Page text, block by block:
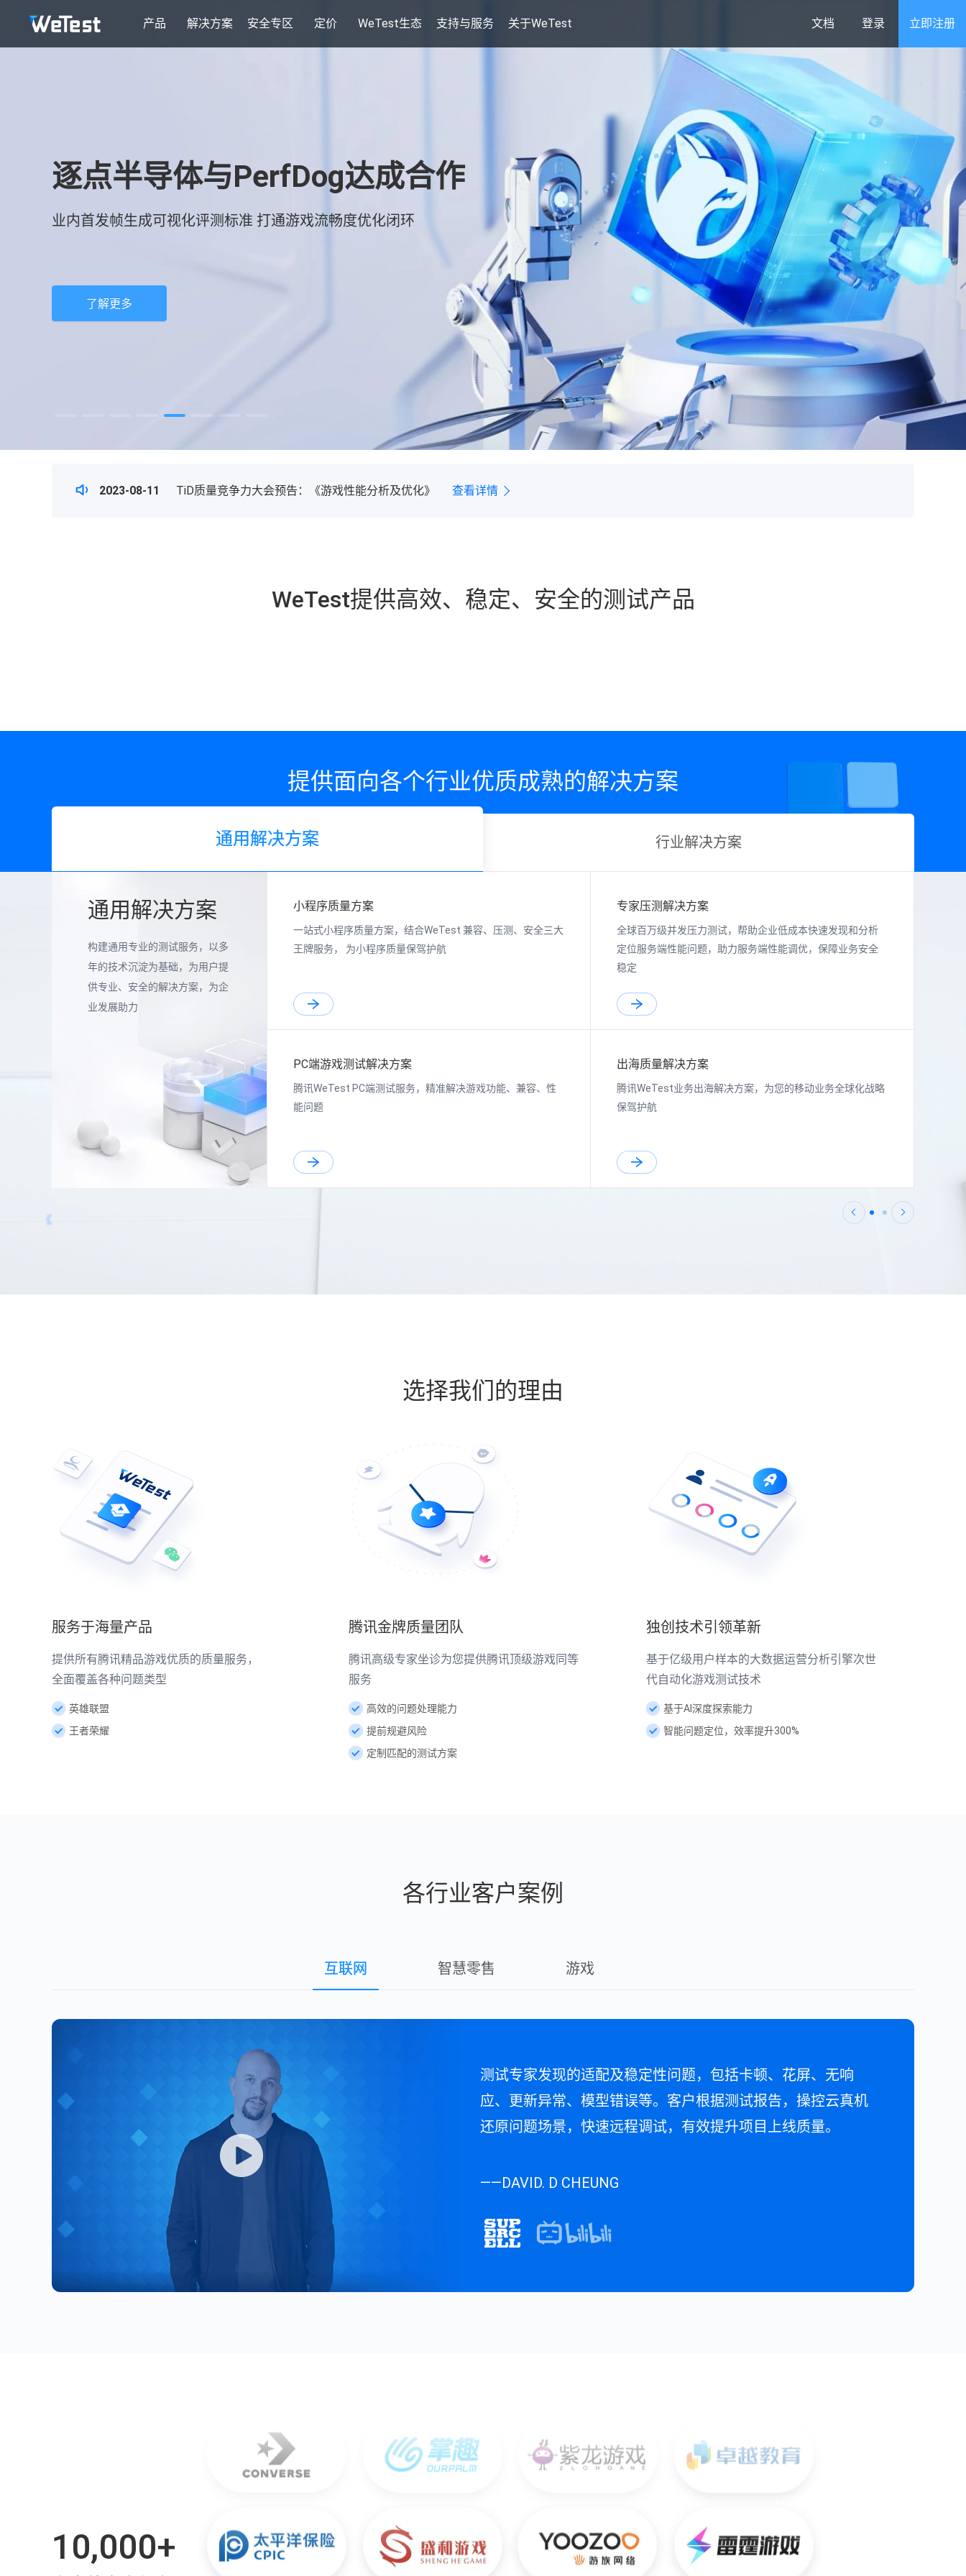
产品 解决方案 安全专区 定价 WeTest生态 支持与服务 关于WeTest 文档 登录 立即注册
逐点半导体与PerfDog达成合作
业内首发帧生成可视化评测标准 打通游戏流畅度优化闭环
了解更多
查看详情
共探游戏产业新未来，AI与云发行成提效增值核心引擎
查看详情
游戏性能测评数据“上新” 一图读懂逐点半导体与腾讯PerfDog联合打造的 “帧生成”指标
查看详情
2025-10-30
打造全新QAgent WeTest AI业务新上线
查看详情
2023-08-11
TiD质量竞争力大会预告：《游戏性能分析及优化》
查看详情
TiD质量竞争力大会预告：《游戏性能分析及优化》 查看详情
WeTest提供高效、稳定、安全的测试产品
提供面向各个行业优质成熟的解决方案
通用解决方案 行业解决方案
通用解决方案
构建通用专业的测试服务，以多
年的技术沉淀为基础，为用户提
供专业、安全的解决方案，为企
业发展助力
小程序质量方案
一站式小程序质量方案，结合WeTest 兼容、压测、安全三大
王牌服务， 为小程序质量保驾护航
专家压测解决方案
全球百万级并发压力测试，帮助企业低成本快速发现和分析
定位服务端性能问题，助力服务端性能调优，保障业务安全
稳定
PC端游戏测试解决方案
腾讯WeTest PC端测试服务，精准解决游戏功能、兼容、性
能问题
出海质量解决方案
腾讯WeTest业务出海解决方案，为您的移动业务全球化战略
保驾护航
选择我们的理由
服务于海量产品
提供所有腾讯精品游戏优质的质量服务，
全面覆盖各种问题类型
英雄联盟
王者荣耀
腾讯金牌质量团队
腾讯高级专家坐诊为您提供腾讯顶级游戏同等
服务
高效的问题处理能力
提前规避风险
定制匹配的测试方案
独创技术引领革新
基于亿级用户样本的大数据运营分析引擎次世
代自动化游戏测试技术
基于AI深度探索能力
智能问题定位，效率提升300%
各行业客户案例
互联网 智慧零售 游戏
测试专家发现的适配及稳定性问题，包括卡顿、花屏、无响
应、更新异常、模型错误等。客户根据测试报告，操控云真机
还原问题场景，快速远程调试，有效提升项目上线质量。
——DAVID. D CHEUNG
在几次测合作过程中，WeTest累计为bilibili诊断测试APP
Crash、拉起失败、安装失败、进程退出等上百个兼容问题，
影响的用户范围下降了93%左右。
10,000+